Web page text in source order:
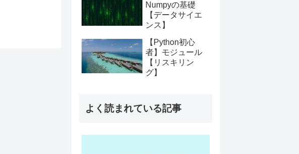
Numpyの基礎
【データサイエ
ンス】
【Python初心
者】モジュール
【リスキリン
グ】
よく読まれている記事